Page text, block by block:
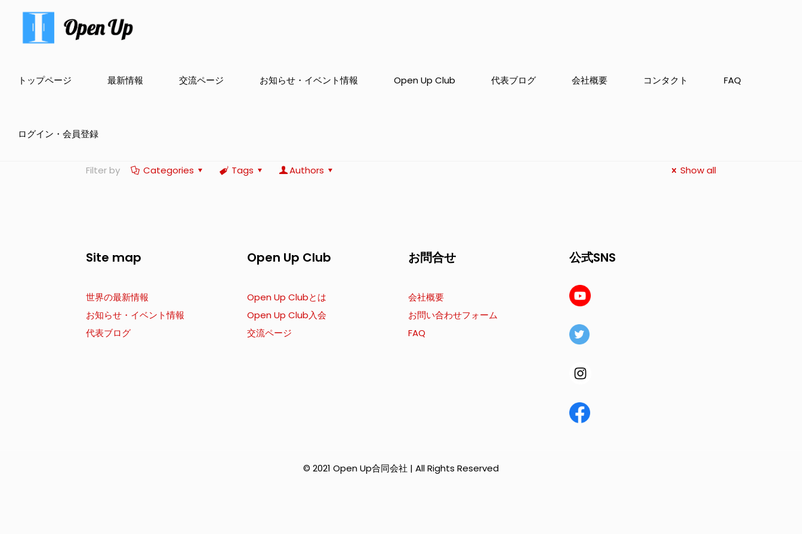
トップページ 最新情報 交流ページ お知らせ・イベント情報 Open Up Club 代表ブログ 会社概要 コンタクト FAQ
ログイン・会員登録
Filter by Categories Tags Authors Show all
Site map
世界の最新情報
お知らせ・イベント情報
代表ブログ
Open Up Club
Open Up Clubとは
Open Up Club入会
交流ページ
お問合せ
会社概要
お問い合わせフォーム
FAQ
公式SNS
© 2021 Open Up合同会社 | All Rights Reserved